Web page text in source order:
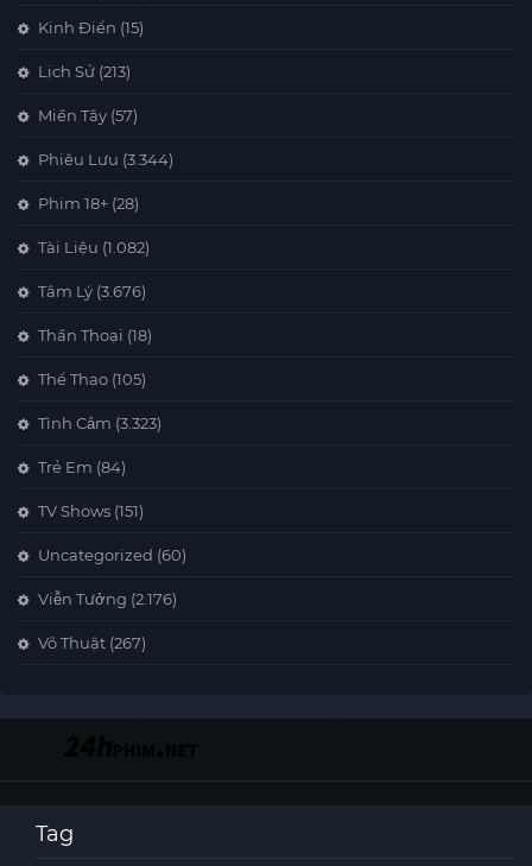
Kinh Điển (15)
Lịch Sử (213)
Miền Tây (57)
Phiêu Lưu (3.344)
Phim 18+ (28)
Tài Liệu (1.082)
Tâm Lý (3.676)
Thần Thoại (18)
Thể Thao (105)
Tình Cảm (3.323)
Trẻ Em (84)
TV Shows (151)
Uncategorized (60)
Viễn Tưởng (2.176)
Võ Thuật (267)
Tag